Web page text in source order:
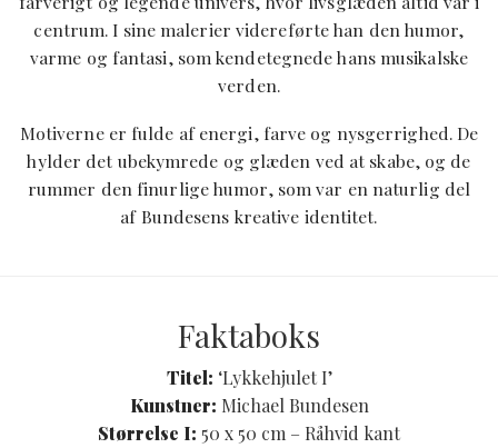
centrum. I sine malerier videreførte han den humor,
varme og fantasi, som kendetegnede hans musikalske
verden.
Motiverne er fulde af energi, farve og nysgerrighed. De
hylder det ubekymrede og glæden ved at skabe, og de
rummer den finurlige humor, som var en naturlig del
af Bundesens kreative identitet.
Faktaboks
Titel: ‘Lykkehjulet I’
Kunstner: Michael Bundesen
Størrelse I: 50 x 50 cm – Råhvid kant